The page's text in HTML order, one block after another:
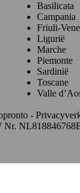
Basilicata
Campania
Friuli-
Ligurië
Marche
Piemonte
Sardinië
Toscane
Valle
-